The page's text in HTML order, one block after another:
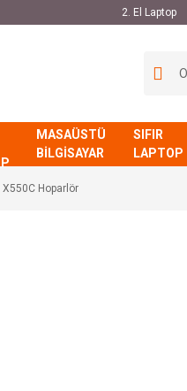
2. El Laptop
MASAÜSTÜ
BİLGİSAYAR
SIFIR
LAPTOP
Hoparlör